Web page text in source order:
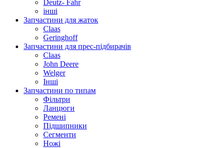
Deutz- Fahr
інші
Запчастини для жаток
Claas
Geringhoff
Запчастини для прес-підбирачів
Claas
John Deere
Welger
Інші
Запчастини по типам
Фільтри
Ланцюги
Ремені
Підшипники
Сегменти
Ножі